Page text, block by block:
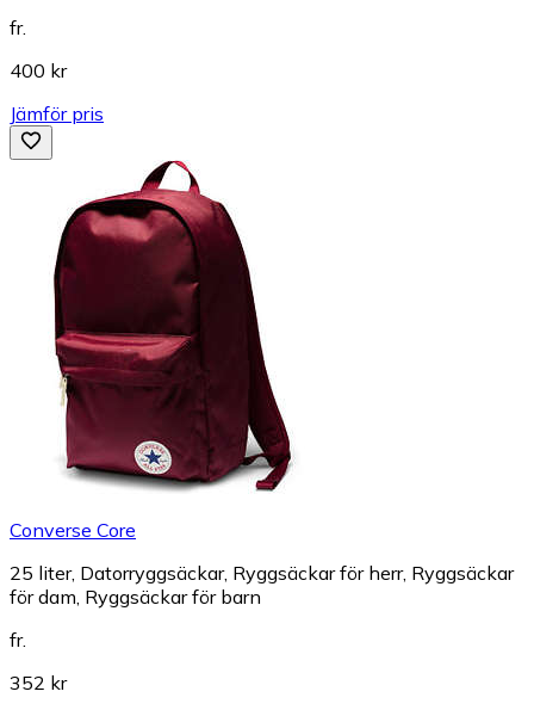
fr.
400 kr
Jämför pris
Converse Core
25 liter, Datorryggsäckar, Ryggsäckar för herr, Ryggsäckar
för dam, Ryggsäckar för barn
fr.
352 kr